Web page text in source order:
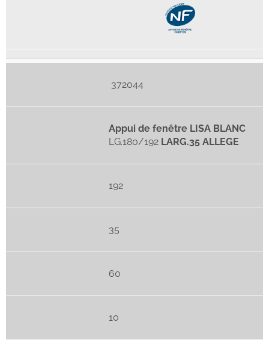
372044
Appui de fenêtre LISA BLANC
LG.180/192 LARG.35 ALLEGE
192
35
60
10